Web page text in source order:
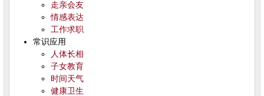
走亲会友
情感表达
工作求职
常识应用
人体长相
子女教育
时间天气
健康卫生